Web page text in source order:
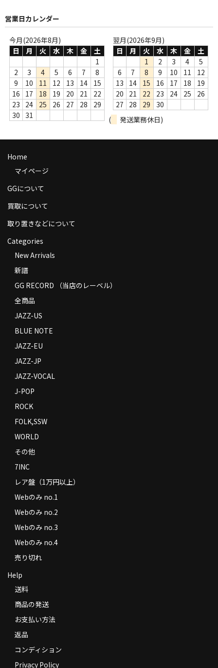
商品の発送
お支払い方法
コンディション
Privacy Policy
特定商取引法に基づく表示
営業日カレンダー
今月(2026年8月)
日
月 火 水 木 金
土
1
2
3 4 5 6 7
8
9
10 11 12 13 14
15
16
17 18 19 20 21
22
23
24 25 26 27 28
29
30
31
翌月(2026年9月)
日
月 火 水 木 金
土
1
2 3 4
5
6
7 8 9 10 11
12
13
14 15 16 17 18
19
20
21 22 23 24 25
26
27
28 29
30
(
発送業務休日)
Home
マイページ
GGについて
買取について
取り置きなどについて
Categories
New Arrivals
新譜
GG RECORD （当店のレーベル）
全商品
JAZZ-US
BLUE NOTE
JAZZ-EU
JAZZ-JP
JAZZ-VOCAL
J-POP
ROCK
FOLK,SSW
WORLD
その他
7INC
レア盤（1万円以上）
Webのみ no.1
Webのみ no.2
Webのみ no.3
Webのみ no.4
売り切れ
Help
送料
商品の発送
お支払い方法
返品
コンディション
Privacy Policy